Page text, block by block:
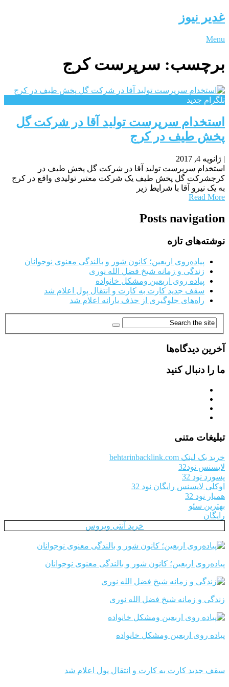
غدیر نیوز
Menu
برچسب: سرپرست کرج
تلگرام جدید
استخدام سرپرست تولید آقا در شرکت گل
پخش طیف در کرج
| ژانویه 4, 2017
استخدام سرپرست تولید آقا در شرکت گل پخش طیف در
کرجشرکت گل پخش طیف یک شرکت معتبر تولیدی واقع در کرج
به یک نیرو آقا با شرایط زیر
Read More
Posts navigation
نوشته‌های تازه
پیاده‌روی اربعین؛ کانون شور و بالندگی معنوی نوجوانان
زندگی و زمانه شیخ فضل الله نوری
پیاده روی اربعین ومشکل خانواده
سقف جدید کارت به کارت و انتقال پول اعلام شد
راه‌های جلوگیری از حذف یارانه اعلام شد
آخرین دیدگاه‌ها
ما را دنبال کنید
تبلیغات متنی
خرید بک لینک behtarinbacklink.com
لایسنس نود32
پسورد نود 32
اوکلی لایسنس رایگان نود 32
همیار نود 32
بهترین سئو
رایگان
خرید آنتی ویروس
پیاده‌روی اربعین؛ کانون شور و بالندگی معنوی نوجوانان
زندگی و زمانه شیخ فضل الله نوری
پیاده روی اربعین ومشکل خانواده
سقف جدید کارت به کارت و انتقال پول اعلام شد